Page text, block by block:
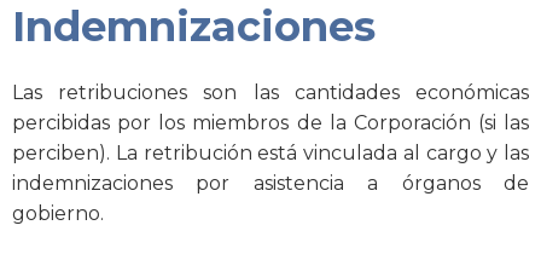
Indemnizaciones
Las retribuciones son las cantidades económicas
percibidas por los miembros de la Corporación (si las
perciben). La retribución está vinculada al cargo y las
indemnizaciones por asistencia a órganos de
gobierno.